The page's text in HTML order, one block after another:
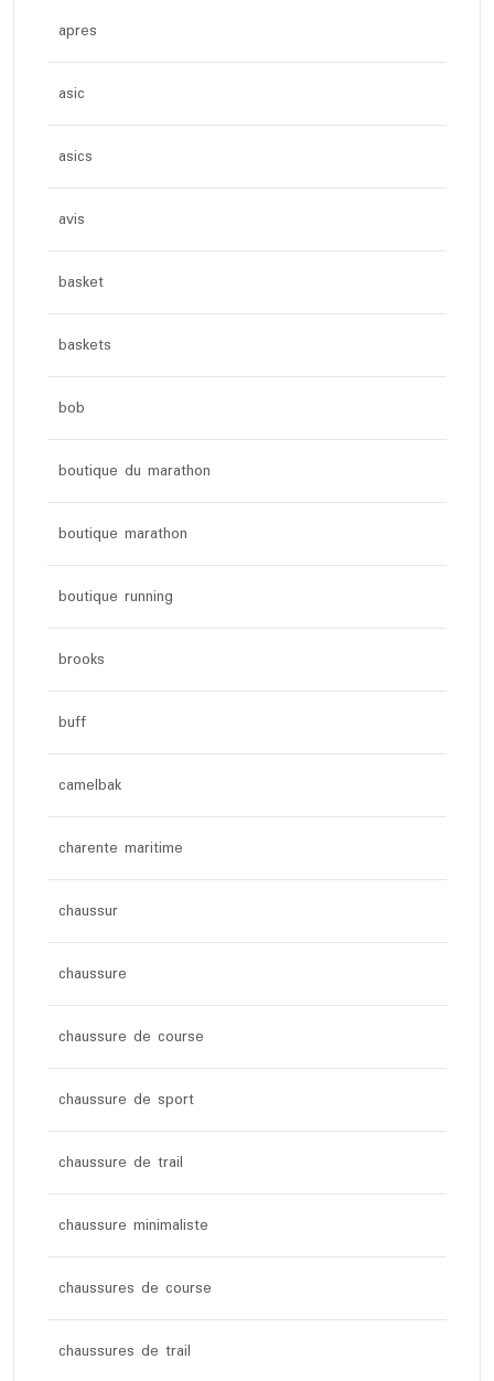
apres
asic
asics
avis
basket
baskets
bob
boutique du marathon
boutique marathon
boutique running
brooks
buff
camelbak
charente maritime
chaussur
chaussure
chaussure de course
chaussure de sport
chaussure de trail
chaussure minimaliste
chaussures de course
chaussures de trail